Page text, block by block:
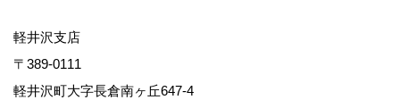
軽井沢支店
〒389-0111
軽井沢町大字長倉南ヶ丘647-4